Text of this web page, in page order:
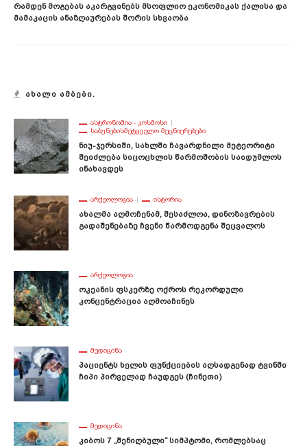
Რამდენ Მოგებას Აკარგვინებს Მსოფლიო Ეკონომიკას Ქალისა Და
Მამაკაცის Ანაზღაურებას Შორის Სხვაობა
ᲐᲮᲐᲚᲘ ᲐᲛᲑᲔᲑᲘ.
ᲐᲡᲢᲠᲝᲜᲝᲛᲘᲐ - ᲙᲝᲡᲛᲝᲡᲘ
ᲡᲐᲑᲣᲜᲔᲑᲘᲡᲛᲔᲢᲧᲕᲔᲚᲝ ᲛᲔᲪᲜᲘᲔᲠᲔᲑᲔᲑᲘ
Ნიუ-Ჯერსიში, Სახლში Ჩავარდნილი Მეტეორიტი
Შეიძლება Სიცოცხლის Წარმოშობის Საიდუმლოს
Ინახავდეს
ᲐᲠᲥᲔᲝᲚᲝᲒᲘᲐ ᲘᲡᲢᲝᲠᲘᲐ
Ახალმა Აღმოჩენამ, Შესაძლოა, Დინოზავრების
Გადაშენებაზე Ჩვენი Წარმოდგენა Შეცვალოს
ᲐᲠᲥᲔᲝᲚᲝᲒᲘᲐ
Ოკეანის Ფსკერზე Ოქროს Რეკორდული
Კონცენტრაცია Აღმოაჩინეს
ᲛᲔᲓᲘᲪᲘᲜᲐ
Პაციენტს Ხელის Ფუნქციების Აღსადგენად Ტვინში
Ჩიპი Პირველად Ჩაუდგეს (ჩინეთი)
ᲛᲔᲓᲘᲪᲘᲜᲐ
Კიბოს 7 „შენიღბული“ Სიმპტომი, Რომლებსაც